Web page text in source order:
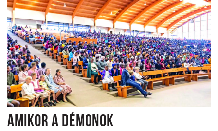
AMIKOR A DÉMONOK